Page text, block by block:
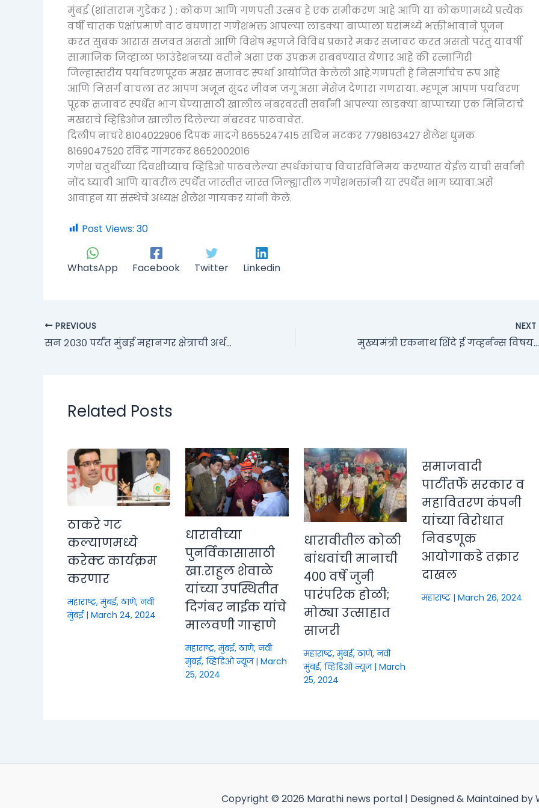
मुंबई (शांताराम गुडेकर ) : कोकण आणि गणपती उत्सव हे एक समीकरण आहे आणि या कोकणामध्ये प्रत्येक
वर्षी चातक पक्षांप्रमाणे वाट बघणारा गणेशभक्त आपल्या लाडक्या बाप्पाला घरांमध्ये भक्तीभावाने पूजन
करत सुबक आरास सजवत असतो आणि विशेष म्हणजे विविध प्रकारे मकर सजावट करत असतो परंतु यावर्षी
सामाजिक जिव्हाळा फाउंडेशनच्या वतीने असा एक उपक्रम राबवण्यात येणार आहे की रत्नागिरी
जिल्हास्तरीय पर्यावरणपूरक मखर सजावट स्पर्धा आयोजित केलेली आहे.गणपती हे निसर्गाचेच रूप आहे
आणि निसर्ग वाचला तर आपण अजून सुंदर जीवन जगू असा मेसेज देणारा गणराया. म्हणून आपण पर्यावरण
पूरक सजावट स्पर्धेत भाग घेण्यासाठी खालील नंबरवरती सर्वांनी आपल्या लाडक्या बाप्पाच्या एक मिनिटाचे
मखराचे व्हिडिओज खालील दिलेल्या नंबरवर पाठवावेत.
दिलीप नाचरे 8104022906 दिपक मादगे 8655247415 सचिन मटकर 7798163427 शैलेश धुमक
8169047520 रविंद्र गांगरकर 8652002016
गणेश चतुर्थीच्या दिवशीच्याच व्हिडिओ पाठवलेल्या स्पर्धकांचाच विचारविनिमय करण्यात येईल याची सर्वांनी
नोंद घ्यावी आणि यावरील स्पर्धेत जास्तीत जास्त जिल्ह्यातील गणेशभक्तांनी या स्पर्धेत भाग घ्यावा.असे
आवाहन या संस्थेचे अध्यक्ष शैलेश गायकर यांनी केले.
Post Views: 30
WhatsApp Facebook Twitter Linkedin
PREVIOUS
सन २०३० पर्यंत मुंबई महानगर क्षेत्राची अर्थव्यवस्था एक ट्रिलियन डॉलर करण्यासाठी रोड मॅप तयार करण्याच्या अनुषंगाने होणार कार्यशाळेचे आयोजन; जिल्हाधिकाऱ्यांनी घेतली आढावा बैठक
NEXT
मुख्यमंत्री एकनाथ शिंदे ई गव्हर्नन्स विषयक २७ व्या राष्ट्रीय परिषदेचा मुंबईत शुभारंभ
Related Posts
ठाकरे गट
कल्याणमध्ये
करेक्ट कार्यक्रम
करणार
महाराष्ट्र,मुंबई, ठाणे, नवी
मुंबई| March 24, 2024
धारावीच्या
पुनर्विकासासाठी
खा.राहुल शेवाळे
यांच्या उपस्थितीत
दिगंबर नाईक यांचे
मालवणी गाऱ्हाणे
महाराष्ट्र,मुंबई, ठाणे, नवी
मुंबई,व्हिडिओ न्यूज|March
25, 2024
धारावीतील कोळी
बांधवांची मानाची
४०० वर्षे जुनी
पारंपरिक होळी;
मोठ्या उत्साहात
साजरी
महाराष्ट्र,मुंबई, ठाणे, नवी
मुंबई, व्हिडिओ न्यूज| March
25, 2024
समाजवादी
पार्टीतर्फे सरकार व
महावितरण कंपनी
यांच्या विरोधात
निवडणूक
आयोगाकडे तक्रार
दाखल
महाराष्ट्र| March 26, 2024
Copyright © 2026 Marathi news portal | Designed & Maintained by